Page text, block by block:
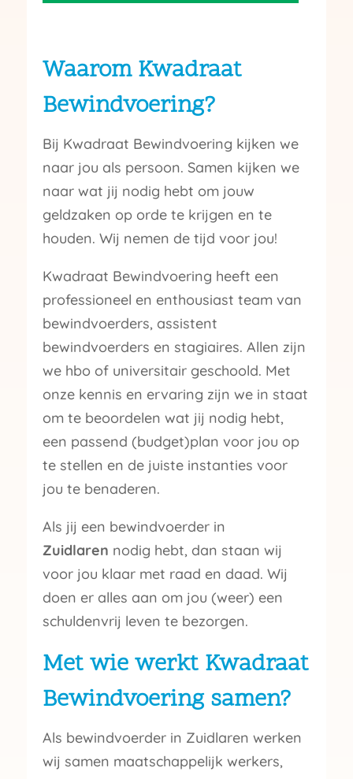
Waarom Kwadraat
Bewindvoering?
Bij Kwadraat Bewindvoering kijken we
naar jou als persoon. Samen kijken we
naar wat jij nodig hebt om jouw
geldzaken op orde te krijgen en te
houden. Wij nemen de tijd voor jou!
Kwadraat Bewindvoering heeft een
professioneel en enthousiast team van
bewindvoerders, assistent
bewindvoerders en stagiaires. Allen zijn
we hbo of universitair geschoold. Met
onze kennis en ervaring zijn we in staat
om te beoordelen wat jij nodig hebt,
een passend (budget)plan voor jou op
te stellen en de juiste instanties voor
jou te benaderen.
Als jij een bewindvoerder in
Zuidlaren nodig hebt, dan staan wij
voor jou klaar met raad en daad. Wij
doen er alles aan om jou (weer) een
schuldenvrij leven te bezorgen.
Met wie werkt Kwadraat
Bewindvoering samen?
Als bewindvoerder in Zuidlaren werken
wij samen maatschappelijk werkers,